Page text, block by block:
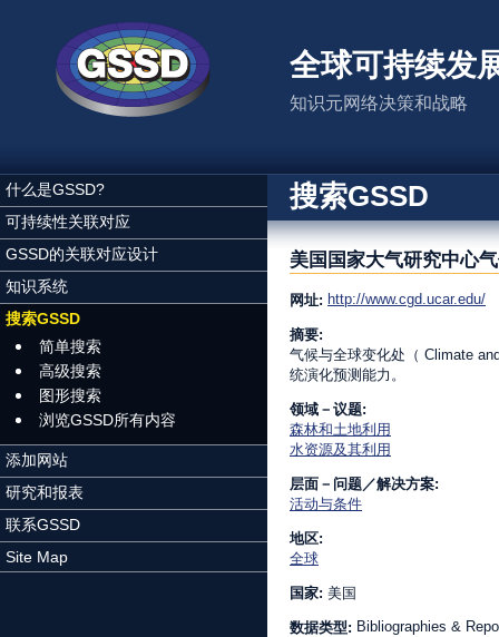
全球可持续发
知识元网络决策和战略
什么是GSSD?
可持续性关联对应
GSSD的关联对应设计
知识系统
搜索GSSD
简单搜索
高级搜索
图形搜索
浏览GSSD所有内容
添加网站
研究和报表
联系GSSD
Site Map
搜索GSSD
美国国家大气研究中心
网址: http://www.cgd.ucar.edu/
摘要:
气候与全球变化处（ Climate
统演化预测能力。
领域－议题:
森林和土地利用
水资源及其利用
层面－问题／解决方案:
活动与条件
地区:
全球
国家: 美国
数据类型: Bibliographies &